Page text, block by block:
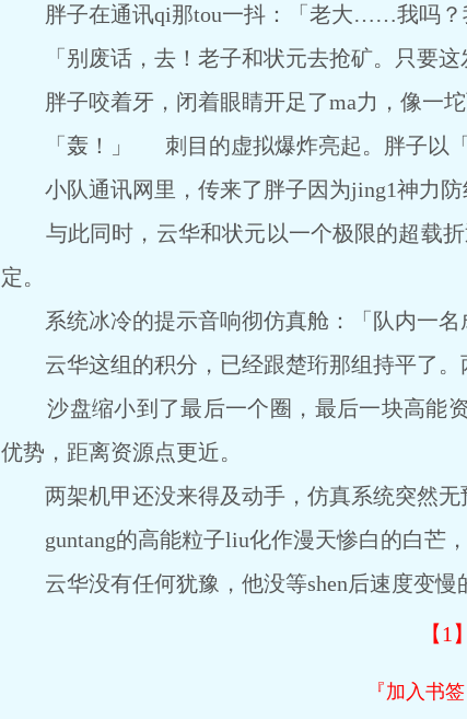
胖子在通讯qi那tou一抖：「老大……我吗？
「别废话，去！老子和状元去抢矿。只要这
胖子咬着牙，闭着眼睛开足了ma力，像一坨
「轰！」 刺目的虚拟爆炸亮起。胖子以「
小队通讯网里，传来了胖子因为jing1神力防
与此同时，云华和状元以一个极限的超载折
定。
系统冰冷的提示音响彻仿真舱：「队内一名
云华这组的积分，已经跟楚珩那组持平了。
沙盘缩小到了最后一个圈，最后一块高能
优势，距离资源点更近。
两架机甲还没来得及动手，仿真系统突然无
guntang的高能粒子liu化作漫天惨白的白芒，
云华没有任何犹豫，他没等shen后速度变慢
【1】
『加入书